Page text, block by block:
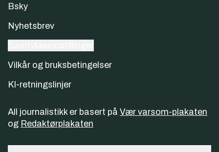
Bsky
Nyhetsbrev
Vilkår og bruksbetingelser
KI-retningslinjer
All journalistikk er basert på Vær varsom-plakaten
og Redaktørplakaten